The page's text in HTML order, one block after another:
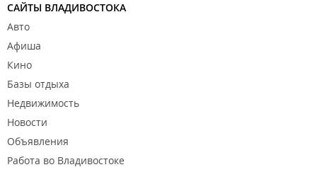
САЙТЫ ВЛАДИВОСТОКА
Авто
Афиша
Кино
Базы отдыха
Недвижимость
Новости
Объявления
Работа во Владивостоке